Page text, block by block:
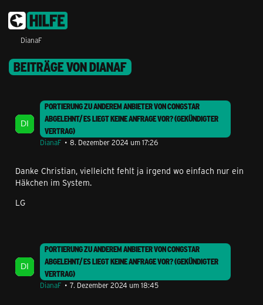
DianaF
BEITRÄGE VON DIANAF
PORTIERUNG ZU ANDEREM ANBIETER VON CONGSTAR
ABGELEHNT/ ES LIEGT KEINE ANFRAGE VOR? (GEKÜNDIGTER
VERTRAG)
DianaF
8. Dezember 2024 um 17:26
Danke Christian, vielleicht fehlt ja irgend wo einfach nur ein
Häkchen im System.
LG
PORTIERUNG ZU ANDEREM ANBIETER VON CONGSTAR
ABGELEHNT/ ES LIEGT KEINE ANFRAGE VOR? (GEKÜNDIGTER
VERTRAG)
DianaF
7. Dezember 2024 um 18:45